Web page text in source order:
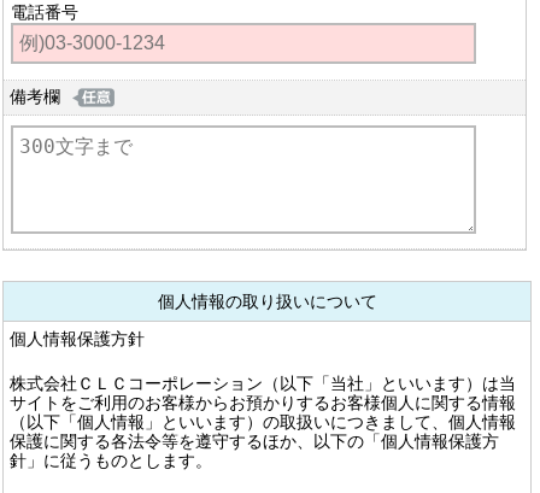
電話番号
備考欄
個人情報の取り扱いについて
個人情報保護方針
株式会社ＣＬＣコーポレーション（以下「当社」といいます）は当
サイトをご利用のお客様からお預かりするお客様個人に関する情報
（以下「個人情報」といいます）の取扱いにつきまして、個人情報
保護に関する各法令等を遵守するほか、以下の「個人情報保護方
針」に従うものとします。